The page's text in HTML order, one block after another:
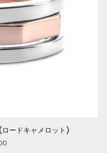
ロードキャメロット)